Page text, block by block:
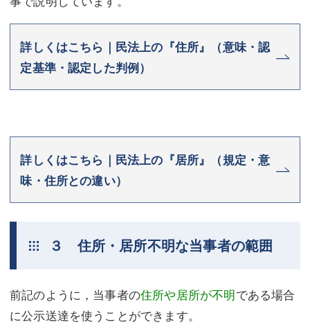
詳しくはこちら｜民法上の『住所』（意味・認
定基準・認定した判例）
詳しくはこちら｜民法上の『居所』（規定・意
味・住所との違い）
３ 住所・居所不明な当事者の範囲
前記のように，当事者の住所や居所が不明である場合
に公示送達を使うことができます。